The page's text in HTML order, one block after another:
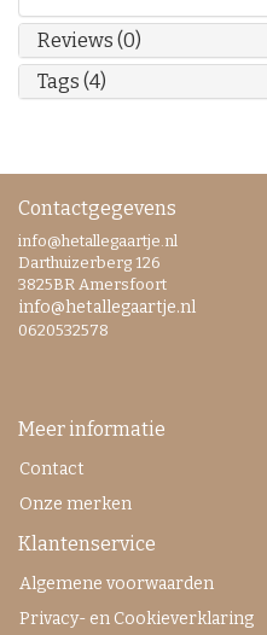
Reviews (0)
Tags (4)
Contactgegevens
info@hetallegaartje.nl
Darthuizerberg 126
3825BR Amersfoort
info@hetallegaartje.nl
0620532578
Meer informatie
Contact
Onze merken
Klantenservice
Algemene voorwaarden
Privacy- en Cookieverklaring